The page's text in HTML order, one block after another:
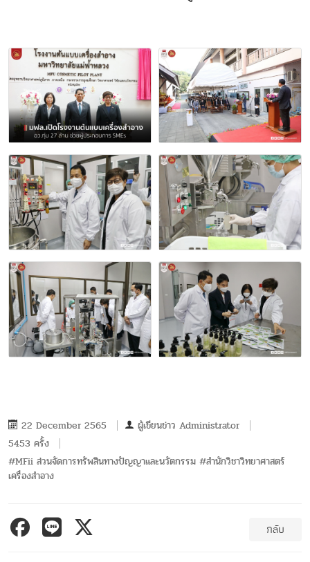
22 December 2565 ผู้เขียนข่าว Administrator
5453 ครั้ง
#MFii ส่วนจัดการทรัพสินทางปัญญาและนวัตกรรม #สำนักวิชาวิทยาศาสตร์
เครื่องสำอาง
กลับ